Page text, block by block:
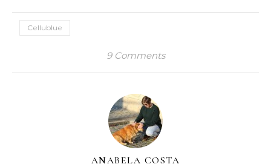
Cellublue
9 Comments
ANABELA COSTA